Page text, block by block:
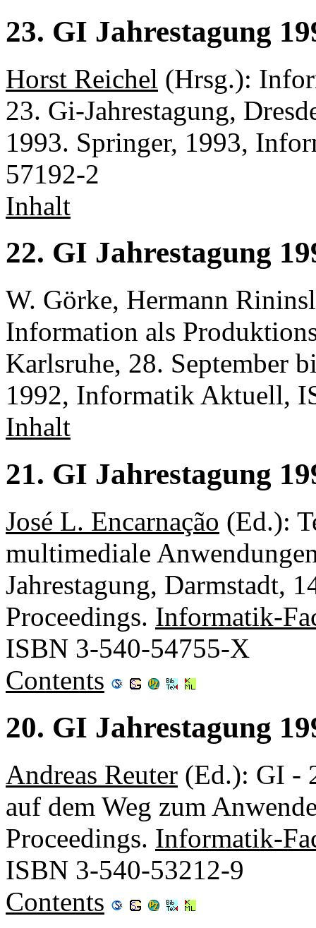
23. GI Jahrestagung
Horst Reichel (Hrsg.):
23. Gi-Jahrestagung,
1993. Springer, 1993,
57192-2
Inhalt
22. GI Jahrestagung
W. Görke, Hermann
Information als
Karlsruhe, 28. September
1992, Informatik Aktuell,
Inhalt
21. GI Jahrestagung
José L. Encarnação (Ed.):
multimediale
Jahrestagung, Darmstadt,
Proceedings. Informatik-
ISBN 3-540-54755-X
Contents
20. GI Jahrestagung
Andreas Reuter (Ed.): GI -
auf dem Weg zum
Proceedings. Informatik-
ISBN 3-540-53212-9
Contents